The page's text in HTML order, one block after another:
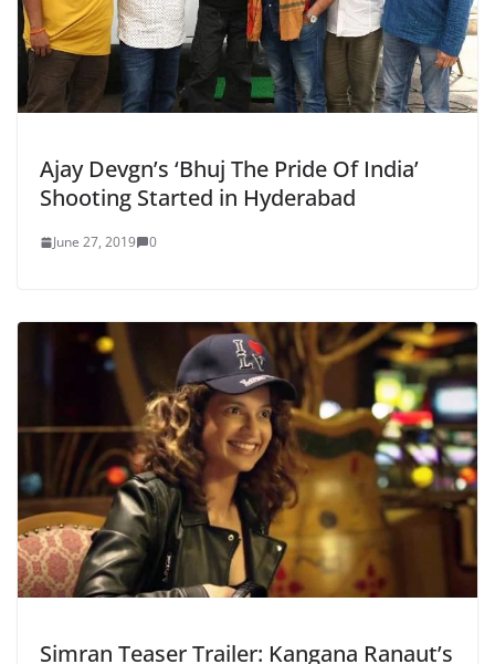
Ajay Devgn’s ‘Bhuj The Pride Of India’
Shooting Started in Hyderabad
June 27, 2019 0
Simran Teaser Trailer: Kangana Ranaut’s